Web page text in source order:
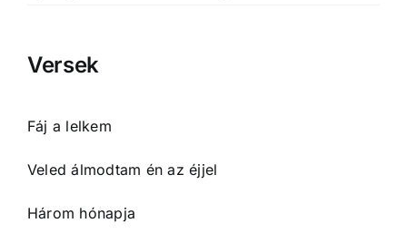
Versek
Fáj a lelkem
Veled álmodtam én az éjjel
Három hónapja